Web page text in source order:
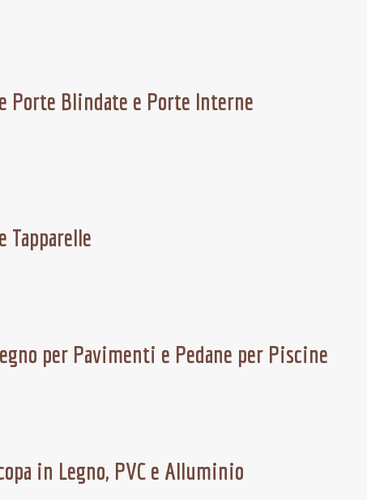
Porte Blindate e Porte Interne
Tapparelle
per Pavimenti e Pedane per Piscine
in Legno, PVC e Alluminio